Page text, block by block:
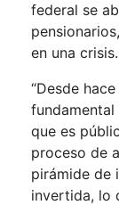
federal se
en una crisis.
“Desde
que es
proceso de
pirámide de
invertida, lo